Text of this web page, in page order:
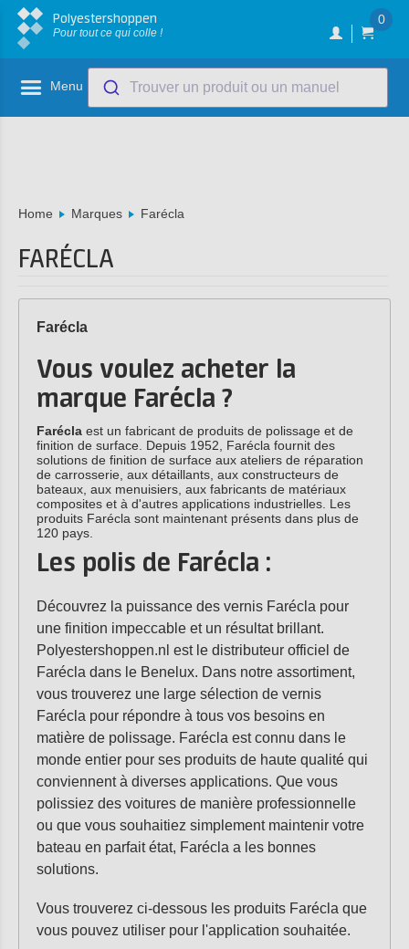
Polyestershoppen
Pour tout ce qui colle !
0
Menu Trouver un produit ou un manuel
Home Marques Farécla
FARÉCLA
Farécla
Vous voulez acheter la
marque Farécla ?
Faréclaest un fabricant de produits de polissage et de
finition de surface. Depuis 1952, Farécla fournit des
solutions de finition de surface aux ateliers de réparation
de carrosserie, aux détaillants, aux constructeurs de
bateaux, aux menuisiers, aux fabricants de matériaux
composites et à d'autres applications industrielles. Les
produits Farécla sont maintenant présents dans plus de
120 pays.
Les polis de Farécla :
Découvrez la puissance des vernis Farécla pour
une finition impeccable et un résultat brillant.
Polyestershoppen.nl est le distributeur officiel de
Farécla dans le Benelux. Dans notre assortiment,
vous trouverez une large sélection de vernis
Farécla pour répondre à tous vos besoins en
matière de polissage. Farécla est connu dans le
monde entier pour ses produits de haute qualité qui
conviennent à diverses applications. Que vous
polissiez des voitures de manière professionnelle
ou que vous souhaitiez simplement maintenir votre
bateau en parfait état, Farécla a les bonnes
solutions.
Vous trouverez ci-dessous les produits Farécla que
vous pouvez utiliser pour l'application souhaitée.